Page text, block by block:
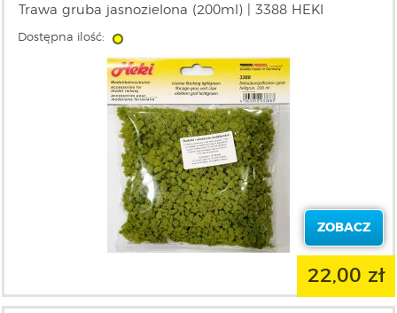
Trawa gruba jasnozielona (200ml) | 3388 HEKI
Dostępna ilość:
ZOBACZ
22,00 zł